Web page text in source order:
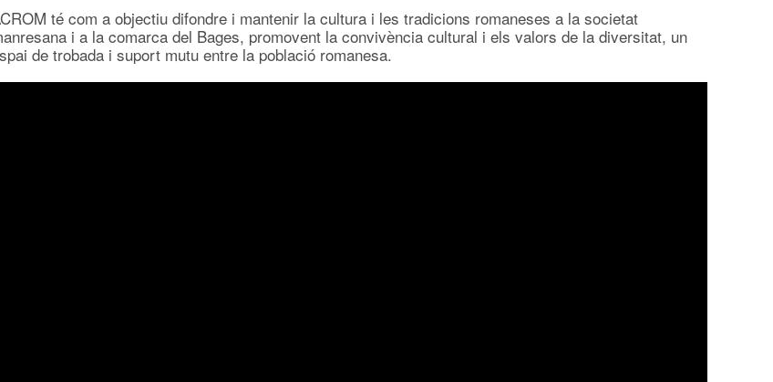
té com a objectiu difondre i mantenir la cultura i les tradicions romaneses a la societat
i a la comarca del Bages, promovent la convivència cultural i els valors de la diversitat, un
de trobada i suport mutu entre la població romanesa.